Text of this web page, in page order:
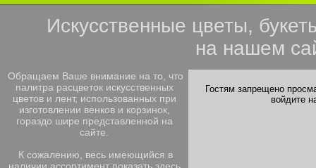
Искусственные цветы,
на нашем
Обращаем Ваше внимание на то, что
палитра расцветок искусственных
цветов и лент, использованных при
изготовлении венков и корзинок,
гораздо шире представленной на
сайте.
К сожалению, весь имеющийся в
Гостям запрещено
войдите